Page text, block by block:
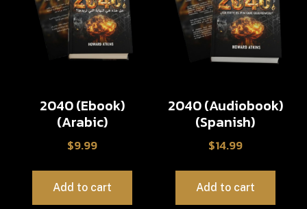
2040 (Ebook)
(Arabic)
$9.99
Add to cart
2040 (Audiobook)
(Spanish)
$14.99
Add to cart